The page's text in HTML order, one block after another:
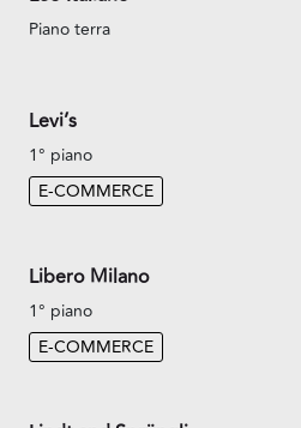
Piano terra
Levi’s
1° piano
E-COMMERCE
Libero Milano
1° piano
E-COMMERCE